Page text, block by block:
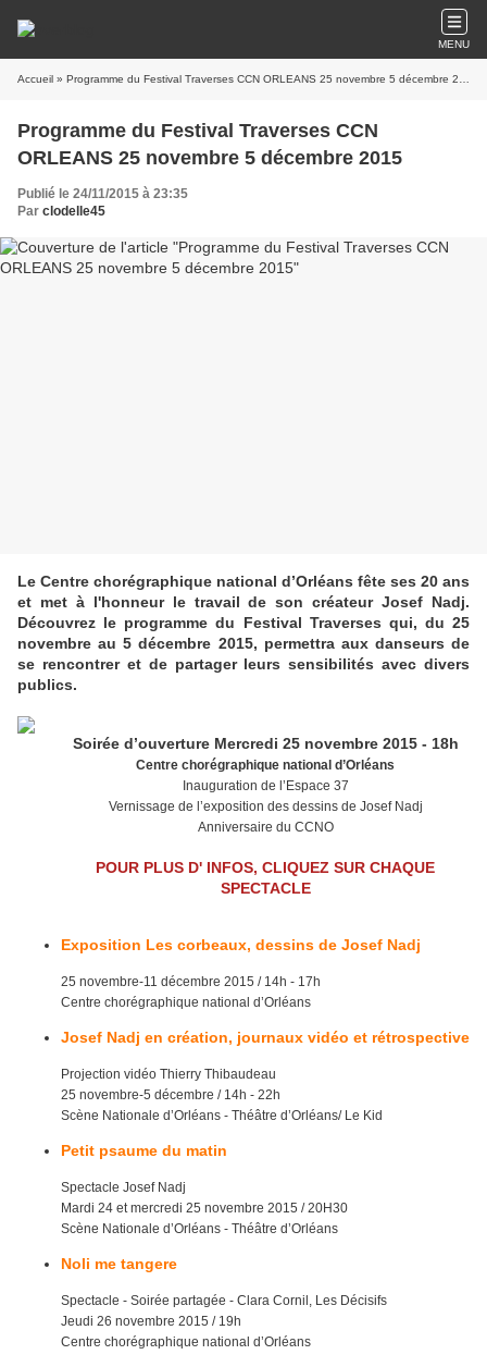
MENU
Accueil » Programme du Festival Traverses CCN ORLEANS 25 novembre 5 décembre 2015
Programme du Festival Traverses CCN
ORLEANS 25 novembre 5 décembre 2015
Publié le 24/11/2015 à 23:35
Par clodelle45
Le Centre chorégraphique national d’Orléans fête ses 20 ans
et met à l'honneur le travail de son créateur Josef Nadj.
Découvrez le programme du Festival Traverses qui, du 25
novembre au 5 décembre 2015, permettra aux danseurs de
se rencontrer et de partager leurs sensibilités avec divers
publics.
Soirée d’ouverture Mercredi 25 novembre 2015 - 18h
Centre chorégraphique national d’Orléans
Inauguration de l’Espace 37
Vernissage de l’exposition des dessins de Josef Nadj
Anniversaire du CCNO
POUR PLUS D' INFOS, CLIQUEZ SUR CHAQUE
SPECTACLE
Exposition Les corbeaux, dessins de Josef Nadj
25 novembre-11 décembre 2015 / 14h - 17h
Centre chorégraphique national d’Orléans
Josef Nadj en création, journaux vidéo et rétrospective
Projection vidéo Thierry Thibaudeau
25 novembre-5 décembre / 14h - 22h
Scène Nationale d’Orléans - Théâtre d’Orléans/ Le Kid
Petit psaume du matin
Spectacle Josef Nadj
Mardi 24 et mercredi 25 novembre 2015 / 20H30
Scène Nationale d’Orléans - Théâtre d’Orléans
Noli me tangere
Spectacle - Soirée partagée - Clara Cornil, Les Décisifs
Jeudi 26 novembre 2015 / 19h
Centre chorégraphique national d’Orléans